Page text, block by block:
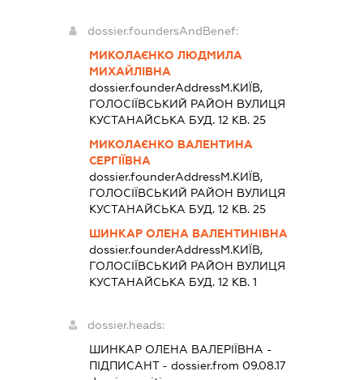
dossier.foundersAndBenef:
МИКОЛАЄНКО ЛЮДМИЛА
МИХАЙЛІВНА
dossier.founderAddressМ.КИЇВ,
ГОЛОСІЇВСЬКИЙ РАЙОН ВУЛИЦЯ
КУСТАНАЙСЬКА БУД. 12 КВ. 25
МИКОЛАЄНКО ВАЛЕНТИНА
СЕРГІЇВНА
dossier.founderAddressМ.КИЇВ,
ГОЛОСІЇВСЬКИЙ РАЙОН ВУЛИЦЯ
КУСТАНАЙСЬКА БУД. 12 КВ. 25
ШИНКАР ОЛЕНА ВАЛЕНТИНІВНА
dossier.founderAddressМ.КИЇВ,
ГОЛОСІЇВСЬКИЙ РАЙОН ВУЛИЦЯ
КУСТАНАЙСЬКА БУД. 12 КВ. 1
dossier.heads:
ШИНКАР ОЛЕНА ВАЛЕРІЇВНА -
ПІДПИСАНТ- dossier.from 09.08.17